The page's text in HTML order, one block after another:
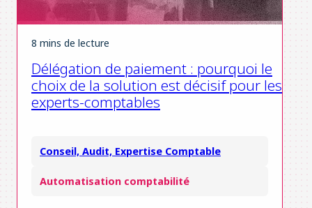
8 mins de lecture
Délégation de paiement : pourquoi le
choix de la solution est décisif pour les
experts-comptables
Conseil, Audit, Expertise Comptable
Automatisation comptabilité